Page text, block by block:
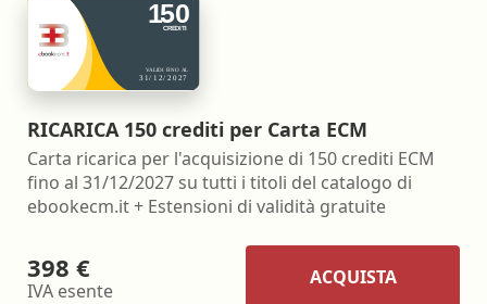
RICARICA 150 crediti per Carta ECM
Carta ricarica per l'acquisizione di 150 crediti ECM
fino al 31/12/2027 su tutti i titoli del catalogo di
ebookecm.it + Estensioni di validità gratuite
398 €
IVA esente
ACQUISTA